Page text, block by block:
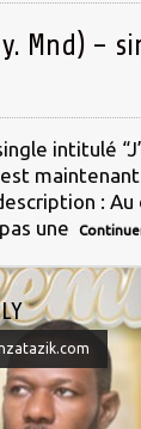
Mnd) –
intitulé
:
une